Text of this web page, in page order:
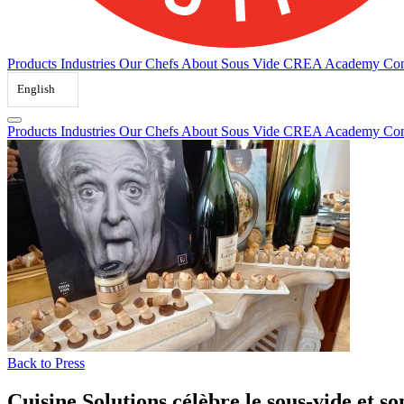
Products Industries Our Chefs About Sous Vide CREA Academy
English
Products Industries Our Chefs About Sous Vide CREA Academy
Back to Press